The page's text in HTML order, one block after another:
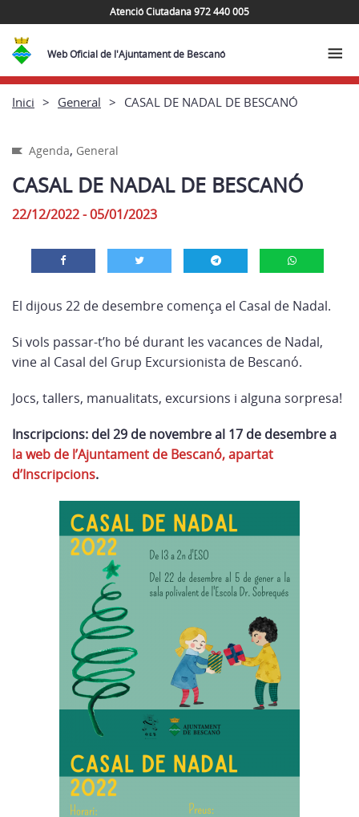
Atenció Ciutadana 972 440 005
Web Oficial de l'Ajuntament de Bescanó
Inici General CASAL DE NADAL DE BESCANÓ
Agenda, General
CASAL DE NADAL DE BESCANÓ
22/12/2022 - 05/01/2023
El dijous 22 de desembre comença el Casal de Nadal.
Si vols passar-t’ho bé durant les vacances de Nadal,
vine al Casal del Grup Excursionista de Bescanó.
Jocs, tallers, manualitats, excursions i alguna sorpresa!
Inscripcions: del 29 de novembre al 17 de desembre a
la web de l’Ajuntament de Bescanó, apartat
d’Inscripcions.